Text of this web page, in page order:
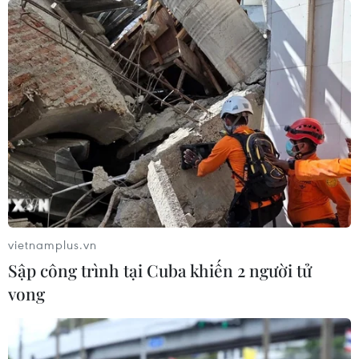
An Giang: Cháy lớn ở khu dân cư
khiến 5 căn nhà bị hư hại
06/08/2026 16:12
Xem thêm
CƠ QUAN CHỦ QUẢN: THÔNG TẤN XÃ VIỆT NAM
Tổng Biên tập: TRẦN TIẾN DUẨN
Phó Tổng Biên tập: NGUYỄN THỊ TÁM, KHÚC THANH
THỦY
vietnamplus.vn
Sập công trình tại Cuba khiến 2 người tử
vong